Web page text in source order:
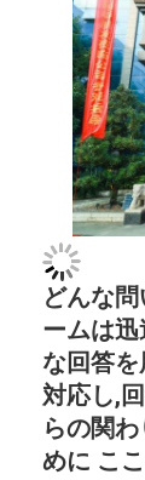
どんな
ームは
な回答
対応し,
らの関
めに こ